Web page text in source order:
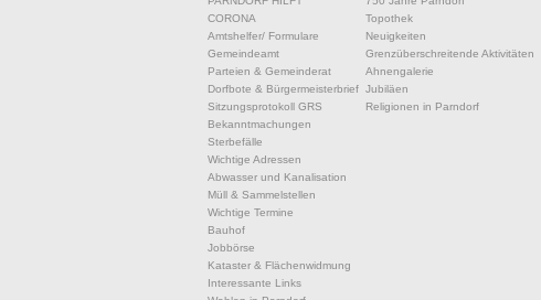
CORONA
Amtshelfer/ Formulare
Gemeindeamt
Parteien & Gemeinderat
Dorfbote & Bürgermeisterbrief
Sitzungsprotokoll GRS
Bekanntmachungen
Sterbefälle
Wichtige Adressen
Abwasser und Kanalisation
Müll & Sammelstellen
Wichtige Termine
Bauhof
Jobbörse
Kataster & Flächenwidmung
Interessante Links
Topothek
Neuigkeiten
Grenzüberschreitende Aktivitäten
Ahnengalerie
Jubiläen
Religionen in Parndorf